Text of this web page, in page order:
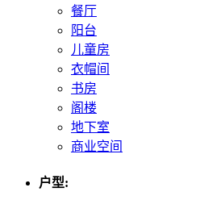
餐厅
阳台
儿童房
衣帽间
书房
阁楼
地下室
商业空间
户型: